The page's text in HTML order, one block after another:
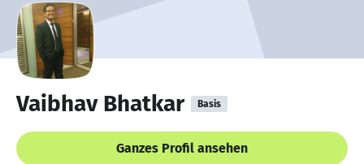
Vaibhav Bhatkar Basis
Ganzes Profil ansehen